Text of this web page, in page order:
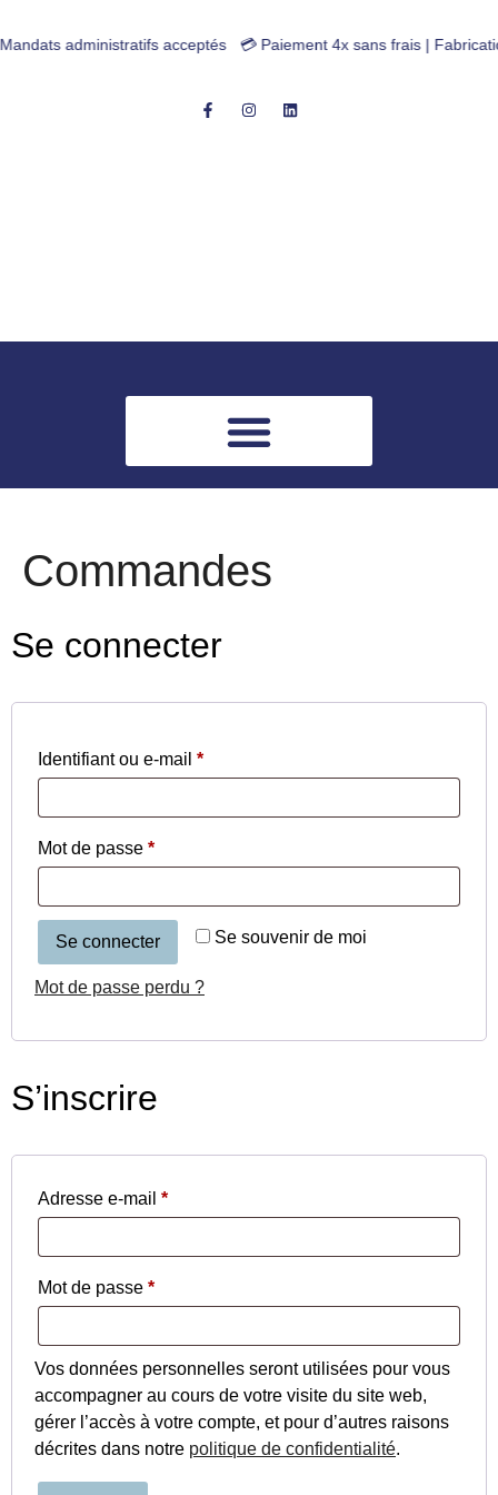
administratifs acceptés 💳 Paiement 4x sans frais |
Commandes
Se connecter
Identifiant ou e-mail *
Mot de passe *
Se souvenir de moi
Se connecter
Mot de passe perdu ?
S’inscrire
Adresse e-mail *
Mot de passe *
Vos données personnelles seront utilisées pour vous
accompagner au cours de votre visite du site web,
gérer l’accès à votre compte, et pour d’autres raisons
décrites dans notre politique de confidentialité.